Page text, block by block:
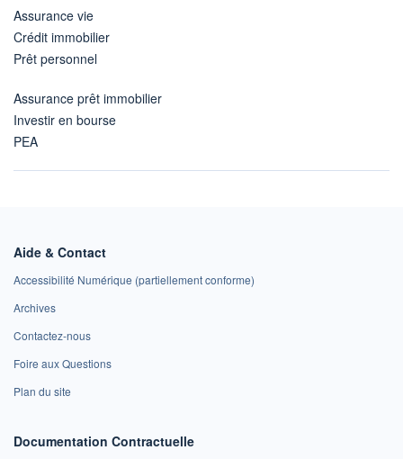
Assurance vie
Crédit immobilier
Prêt personnel
Assurance prêt immobilier
Investir en bourse
PEA
Aide & Contact
Accessibilité Numérique (partiellement conforme)
Archives
Contactez-nous
Foire aux Questions
Plan du site
Documentation Contractuelle